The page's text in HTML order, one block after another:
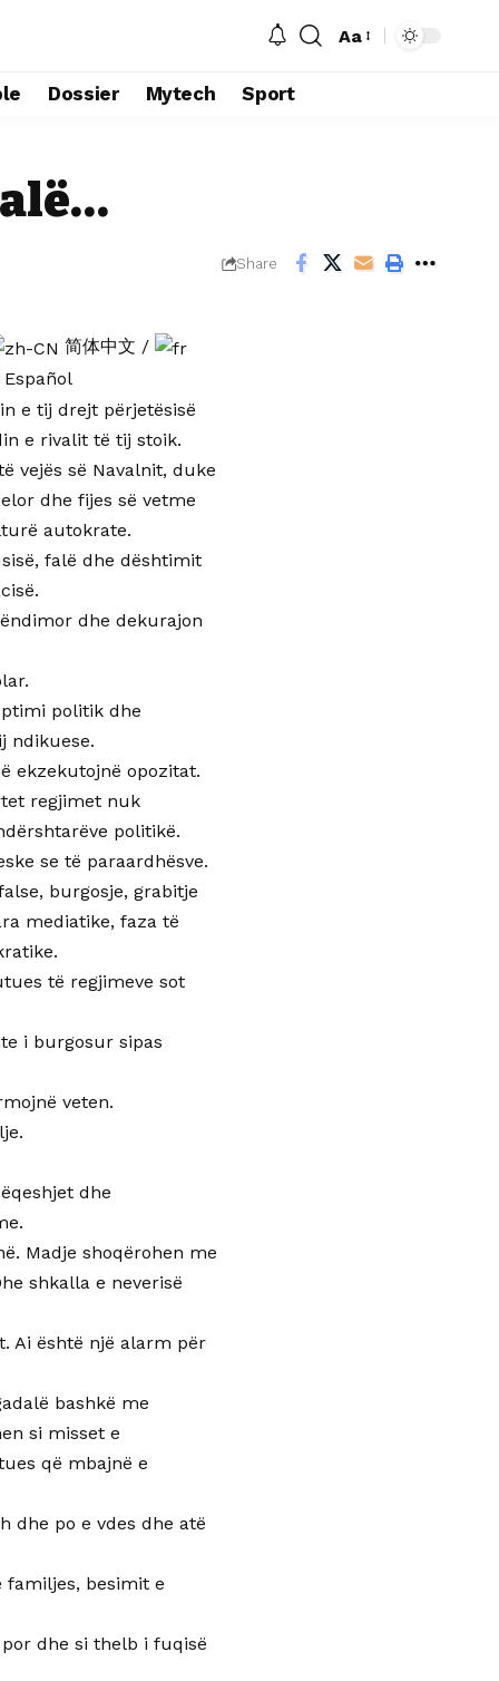
Aa
Dossier Mytech Sport
Share
简体中文 /
Español
e tij drejt përjetësisë
e rivalit të tij stoik.
vejës së Navalnit, duke
dhe fijes së vetme
autokrate.
falë dhe dështimit
dhe dekurajon
politik dhe
ndikuese.
ekzekutojnë opozitat.
regjimet nuk
politikë.
se të paraardhësve.
burgosje, grabitje
mediatike, faza të
të regjimeve sot
i burgosur sipas
veten.
dhe
Madje shoqërohen me
shkalla e neverisë
Ai është një alarm për
bashkë me
si misset e
që mbajnë e
dhe po e vdes dhe atë
familjes, besimit e
dhe si thelb i fuqisë